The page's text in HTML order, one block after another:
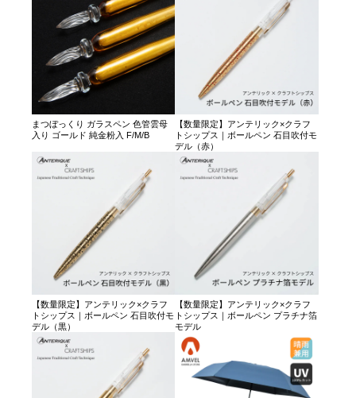
まつぼっくり ガラスペン 色管雲母
入り ゴールド 純金粉入 F/M/B
【数量限定】アンテリック×クラフ
トシップス｜ボールペン 石目吹付モ
デル（赤）
【数量限定】アンテリック×クラフ
トシップス｜ボールペン 石目吹付モ
デル（黒）
【数量限定】アンテリック×クラフ
トシップス｜ボールペン プラチナ箔
モデル